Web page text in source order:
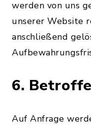
werden von uns
unserer Website
anschließend
6.
Auf Anfrage